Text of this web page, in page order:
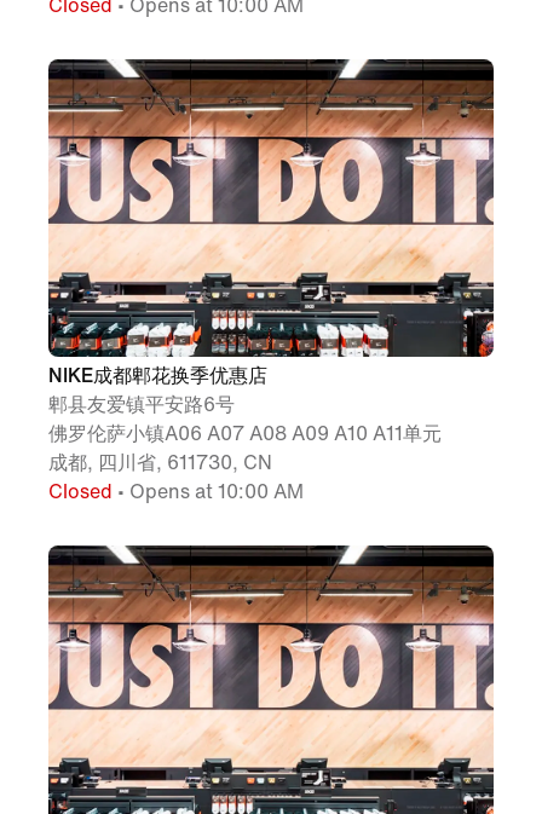
Closed • Opens at 10:00 AM
NIKE成都郫花换季优惠店
郫县友爱镇平安路6号
佛罗伦萨小镇A06 A07 A08 A09 A10 A11单元
成都, 四川省, 611730, CN
Closed • Opens at 10:00 AM